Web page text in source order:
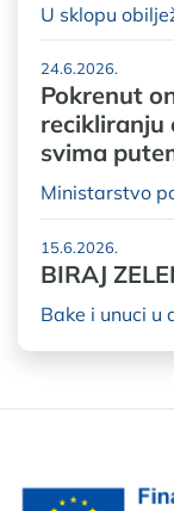
U sklopu
24.6.2026.
Pokrenut
recikliranju
svima
Ministarstvo
15.6.2026.
BIRAJ
Bake i unuci u